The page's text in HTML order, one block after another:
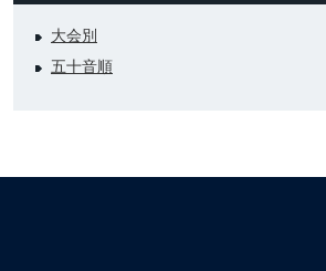
大会別
五十音順